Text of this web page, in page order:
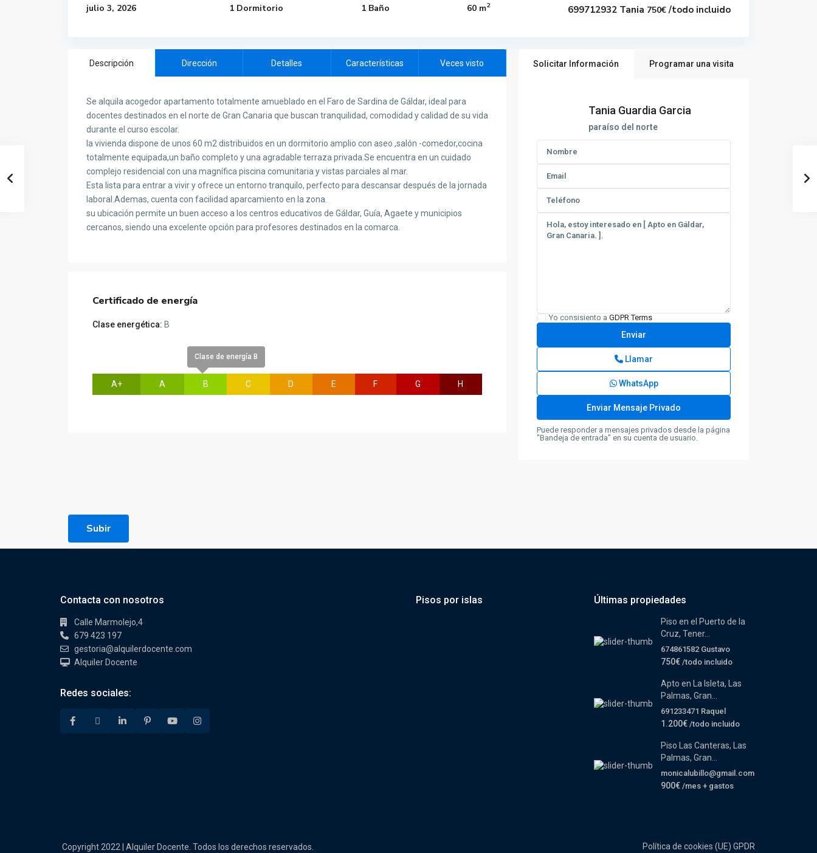
julio 3, 2026
1 Dormitorio 1 Baño 60 m2 699712932 Tania 750€/todo incluido
Descripción Dirección Detalles Características Veces visto
Se alquila acogedor apartamento totalmente amueblado en el Faro de Sardina de Gáldar, ideal para
docentes destinados en el norte de Gran Canaria que buscan tranquilidad, comodidad y calidad de su vida
durante el curso escolar.
la vivienda dispone de unos 60 m2 distribuidos en un dormitorio amplio con aseo ,salón -comedor,cocina
totalmente equipada,un baño completo y una agradable terraza privada.Se encuentra en un cuidado
complejo residencial con una magnífica piscina comunitaria y vistas parciales al mar.
Esta lista para entrar a vivir y ofrece un entorno tranquilo, perfecto para descansar después de la jornada
laboral.Ademas, cuenta con facilidad aparcamiento en la zona.
su ubicación permite un buen acceso a los centros educativos de Gáldar, Guía, Agaete y municipios
cercanos, siendo una excelente opción para profesores destinados en la comarca.
Certificado de energía
Clase energética: B
A+ A
Clase de energía B
B C D E F G H
Solicitar Información Programar una visita
Tania Guardia Garcia
paraíso del norte
Yo consisiento a GDPR Terms
Llamar
WhatsApp
Puede responder a mensajes privados desde la página
"Bandeja de entrada" en su cuenta de usuario.
Subir
Contacta con nosotros
Calle Marmolejo,4
679 423 197
gestoria@alquilerdocente.com
Alquiler Docente
Redes sociales:
Pisos por islas Últimas propiedades
Piso en el Puerto de la
Cruz, Tener...
674861582 Gustavo
750€ /todo incluido
Apto en La Isleta, Las
Palmas, Gran...
691233471 Raquel
1.200€ /todo incluido
Piso Las Canteras, Las
Palmas, Gran...
monicalubillo@gmail.com
900€ /mes + gastos
Copyright 2022 | Alquiler Docente. Todos los derechos reservados. Política de cookies (UE) GPDR